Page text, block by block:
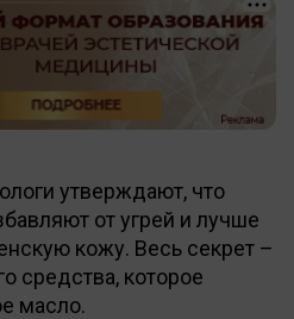
утверждают, что
от угрей и лучше
кожу. Весь секрет –
средства, которое
масло.